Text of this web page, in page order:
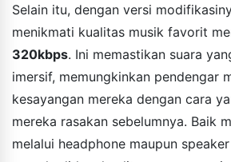
Selain itu, dengan versi
menikmati kualitas musik favorit
320kbps. Ini memastikan suara
imersif, memungkinkan pendengar
kesayangan mereka dengan cara
mereka rasakan sebelumnya. Baik
melalui headphone maupun